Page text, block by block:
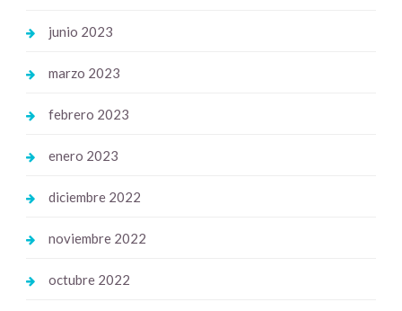
junio 2023
marzo 2023
febrero 2023
enero 2023
diciembre 2022
noviembre 2022
octubre 2022